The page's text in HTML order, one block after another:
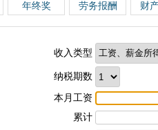
年终奖 劳务报酬 财
收入类型
纳税期数
本月工资
累计